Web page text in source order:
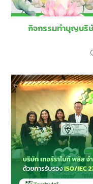
กิจกรรมทำบุญบริ